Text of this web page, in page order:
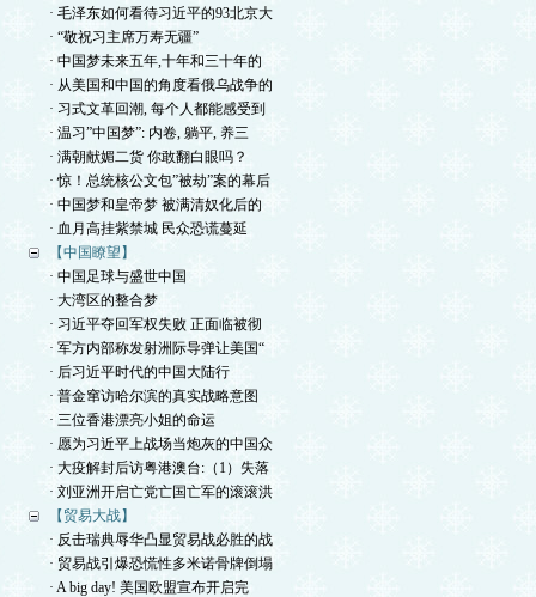
· 毛泽东如何看待习近平的93北京大
· “敬祝习主席万寿无疆”
· 中国梦未来五年,十年和三十年的
· 从美国和中国的角度看俄乌战争的
· 习式文革回潮, 每个人都能感受到
· 温习”中国梦”: 内卷, 躺平, 养三
· 满朝献媚二货 你敢翻白眼吗？
· 惊！总统核公文包”被劫”案的幕后
· 中国梦和皇帝梦 被满清奴化后的
· 血月高挂紫禁城 民众恐谎蔓延
【中国瞭望】
· 中国足球与盛世中国
· 大湾区的整合梦
· 习近平夺回军权失败 正面临被彻
· 军方内部称发射洲际导弹让美国“
· 后习近平时代的中国大陆行
· 普金窜访哈尔滨的真实战略意图
· 三位香港漂亮小姐的命运
· 愿为习近平上战场当炮灰的中国众
· 大疫解封后访粤港澳台:（1）失落
· 刘亚洲开启亡党亡国亡军的滚滚洪
【贸易大战】
· 反击瑞典辱华凸显贸易战必胜的战
· 贸易战引爆恐慌性多米诺骨牌倒塌
· A big day! 美国欧盟宣布开启完